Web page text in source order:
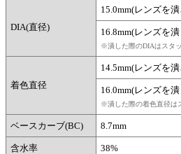
DIA(直径)
15.0mm(レンズを
16.8mm(レンズを
※潰した際のDIAはスタ
着色直径
14.5mm(レンズを
16.0mm(レンズを
※潰した際の着色直径は
ベースカーブ(BC) 8.7mm
含水率 38%